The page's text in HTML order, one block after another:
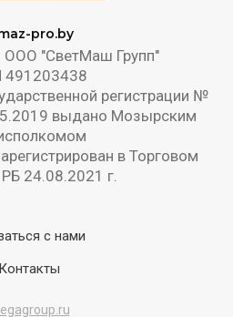
pro.by
"СветМаш Групп"
491203438
регистрации №
выдано Мозырским
в Торговом
РБ 24.08.2021 г.
с нами
Контакты